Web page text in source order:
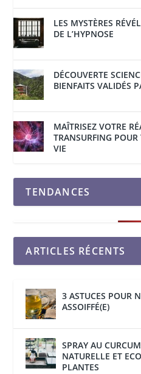
LES MYSTÈRES
DE L’HYPNOSE
DÉCOUVERTE
BIENFAITS VALIDÉS
MAÎTRISEZ VOTRE
TRANSURFING
VIE
TENDANCES
ARTICLES RÉCENTS
3 ASTUCES POUR
ASSOIFFÉ(E)
SPRAY AU
NATURELLE ET
PLANTES